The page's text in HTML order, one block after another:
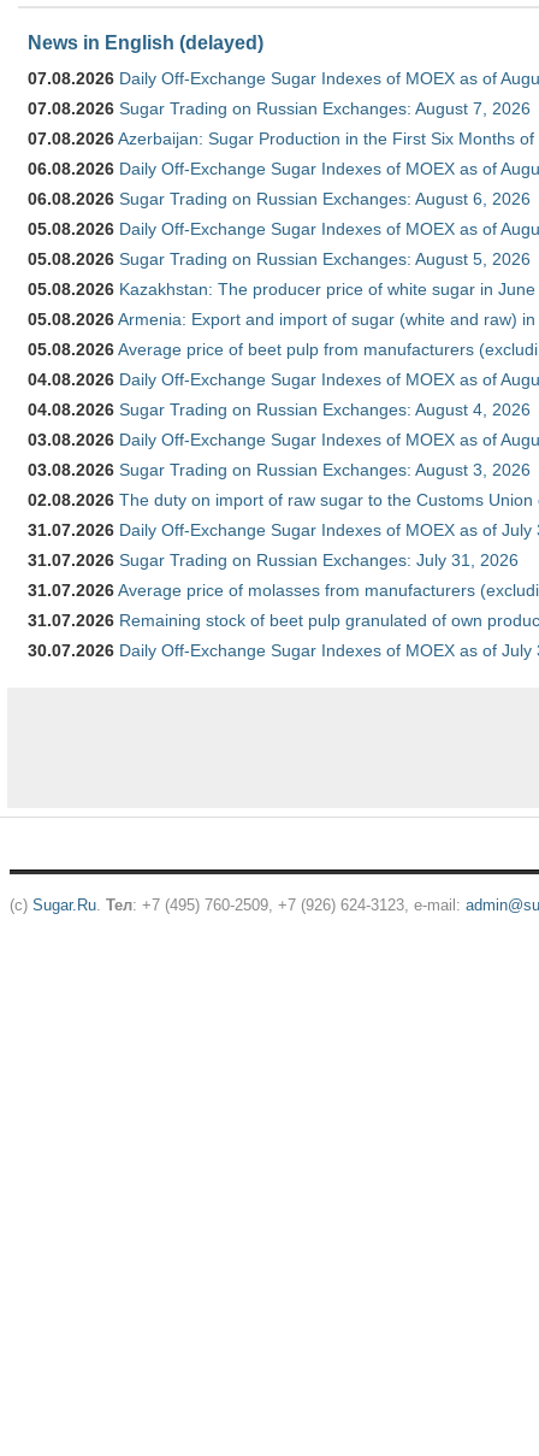
News in English (delayed)
07.08.2026 Daily Off-Exchange Sugar Indexes of MOEX as of
07.08.2026 Sugar Trading on Russian Exchanges: August 7, 2026
07.08.2026Azerbaijan: Sugar Production in the First Six Months of
06.08.2026 Daily Off-Exchange Sugar Indexes of MOEX as of
06.08.2026 Sugar Trading on Russian Exchanges: August 6, 2026
05.08.2026 Daily Off-Exchange Sugar Indexes of MOEX as of
05.08.2026 Sugar Trading on Russian Exchanges: August 5, 2026
05.08.2026 Kazakhstan: The producer price of white sugar in
05.08.2026Armenia: Export and import of sugar (white and raw)
05.08.2026Average price of beet pulp from manufacturers
04.08.2026 Daily Off-Exchange Sugar Indexes of MOEX as of
04.08.2026 Sugar Trading on Russian Exchanges: August 4, 2026
03.08.2026 Daily Off-Exchange Sugar Indexes of MOEX as of
03.08.2026 Sugar Trading on Russian Exchanges: August 3, 2026
02.08.2026 The duty on import of raw sugar to the Customs
31.07.2026 Daily Off-Exchange Sugar Indexes of MOEX as of July
31.07.2026 Sugar Trading on Russian Exchanges: July 31, 2026
31.07.2026Average price of molasses from manufacturers
31.07.2026 Remaining stock of beet pulp granulated of own
30.07.2026 Daily Off-Exchange Sugar Indexes of MOEX as of July
(c) Sugar.Ru. Тел: +7 (495) 760-2509, +7 (926) 624-3123, e-mail: